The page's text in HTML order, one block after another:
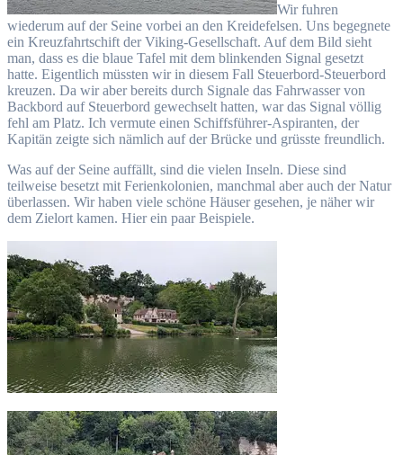
Wir fuhren
wiederum auf der Seine vorbei an den Kreidefelsen. Uns begegnete
ein Kreuzfahrtschift der Viking-Gesellschaft. Auf dem Bild sieht
man, dass es die blaue Tafel mit dem blinkenden Signal gesetzt
hatte. Eigentlich müssten wir in diesem Fall Steuerbord-Steuerbord
kreuzen. Da wir aber bereits durch Signale das Fahrwasser von
Backbord auf Steuerbord gewechselt hatten, war das Signal völlig
fehl am Platz. Ich vermute einen Schiffsführer-Aspiranten, der
Kapitän zeigte sich nämlich auf der Brücke und grüsste freundlich.
Was auf der Seine auffällt, sind die vielen Inseln. Diese sind
teilweise besetzt mit Ferienkolonien, manchmal aber auch der Natur
überlassen. Wir haben viele schöne Häuser gesehen, je näher wir
dem Zielort kamen. Hier ein paar Beispiele.